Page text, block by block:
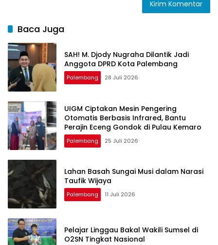
Baca Juga
SAH! M. Djody Nugraha Dilantik Jadi
Anggota DPRD Kota Palembang
Palembang 28 Juli 2026
UIGM Ciptakan Mesin Pengering
Otomatis Berbasis Infrared, Bantu
Perajin Eceng Gondok di Pulau Kemaro
Palembang 25 Juli 2026
Lahan Basah Sungai Musi dalam Narasi
Taufik Wijaya
Palembang 11 Juli 2026
Pelajar Linggau Bakal Wakili Sumsel di
O2SN Tingkat Nasional